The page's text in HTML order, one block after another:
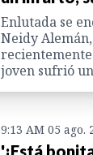
Enlutada se
Neidy
recientemente
joven sufrió
9:13 AM 05 ago.